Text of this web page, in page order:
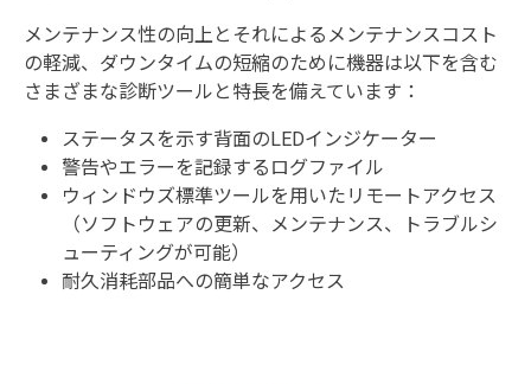
メンテナンス性の向上とそれによるメンテナンスコスト
の軽減、ダウンタイムの短縮のために機器は以下を含む
さまざまな診断ツールと特長を備えています：
ステータスを示す背面のLEDインジケーター
警告やエラーを記録するログファイル
ウィンドウズ標準ツールを用いたリモートアクセス
（ソフトウェアの更新、メンテナンス、トラブルシ
ューティングが可能）
耐久消耗部品への簡単なアクセス